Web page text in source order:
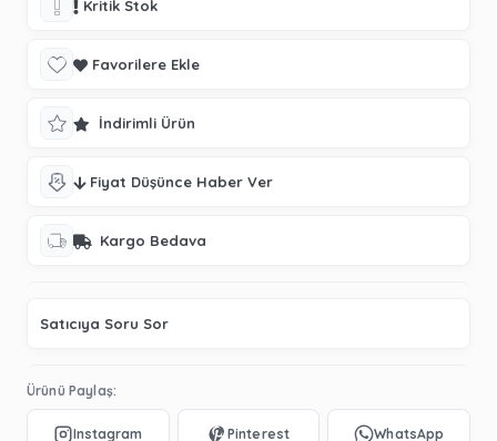
Kritik Stok
Favorilere Ekle
İndirimli Ürün
Fiyat Düşünce Haber Ver
Kargo Bedava
Satıcıya Soru Sor
Ürünü Paylaş: